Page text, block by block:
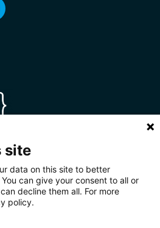
site
data on this site to better
can give your consent to all or
decline them all. For more
policy.